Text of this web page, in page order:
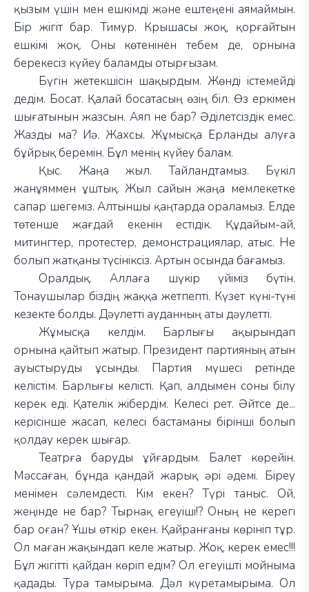
қызым үшін мен ешкімді және ештеңені аямаймын.
Бір жігіт бар. Тимур. Крышасы жоқ, қорғайтын
ешкімі жоқ. Оны көтенінен тебем де, орнына
берекесіз күйеу баламды отырғызам.
Бүгін жетекшісін шақырдым. Жөнді істемейді
дедім. Босат. Қалай босатасың өзің біл. Өз еркімен
шығатынын жазсын. Аяп не бар? Әділетсіздік емес.
Жазды ма? Иә. Жахсы. Жұмысқа Ерланды алуға
бұйрық беремін. Бұл менің күйеу балам.
Қыс. Жаңа жыл. Тайландтамыз. Бүкіл
жанұяммен ұштық. Жыл сайын жаңа мемлекетке
сапар шегеміз. Алтыншы қаңтарда ораламыз. Елде
төтенше жағдай екенін естідік. Құдайым-ай,
митингтер, протестер, демонстрациялар, атыс. Не
болып жатқаны түсініксіз. Артын осында бағамыз.
Оралдық. Аллаға шүкір үйіміз бүтін.
Тонаушылар біздің жаққа жетпепті. Күзет күні-түні
кезекте болды. Дәулетті ауданның аты дәулетті.
Жұмысқа келдім. Барлығы ақырындап
орнына қайтып жатыр. Президент партияның атын
ауыстыруды ұсынды. Партия мүшесі ретінде
келістім. Барлығы келісті. Қап, алдымен соны білу
керек еді. Қателік жібердім. Келесі рет. Әйтсе де...
керісінше жасап, келесі бастаманы бірінші болып
қолдау керек шығар.
Театрға баруды ұйғардым. Балет көрейін.
Мәссаған, бұнда қандай жарық әрі әдемі. Біреу
менімен сәлемдесті. Кім екен? Түрі таныс. Ой,
жеңінде не бар? Тырнақ егеуіші!? Оның не керегі
бар оған? Ұшы өткір екен. Қайранғаны көрініп тұр.
Ол маған жақындап келе жатыр. Жоқ, керек емес!!!
Бұл жігітті қайдан көріп едім? Ол егеуішті мойныма
қадады. Тура тамырыма. Дәл күретамырыма. Ол